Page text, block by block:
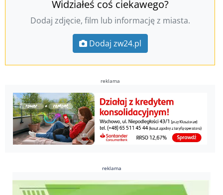
Widziałeś coś ciekawego?
Dodaj zdjęcie, film lub informację z miasta.
Dodaj zw24.pl
reklama
reklama